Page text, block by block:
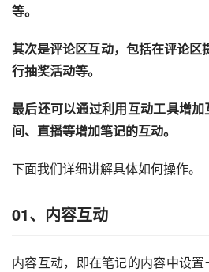
等。
其次是评论区互动，包括在评论区
行抽奖活动等。
最后还可以通过利用互动工具增
间、直播等增加笔记的互动。
下面我们详细讲解具体如何操作。
01、 内容互动
内容互动，即在笔记的内容中设置